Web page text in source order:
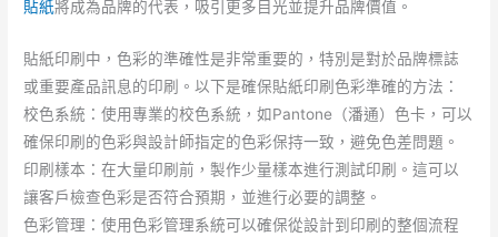
貼紙將成為品牌的代表，吸引更多目光並提升品牌價值。
貼紙印刷中，色彩的準確性是非常重要的，特別是對於品牌標誌
或重要產品訊息的印刷。以下是確保貼紙印刷色彩準確的方法：
校色系統：使用專業的校色系統，如Pantone（潘通）色卡，可以
確保印刷的色彩與設計師指定的色彩保持一致，避免色差問題。
印刷樣本：在大量印刷前，製作少量樣本進行測試印刷。這可以
讓客戶檢查色彩是否符合預期，並進行必要的調整。
色彩管理：使用色彩管理系統可以確保從設計到印刷的整個流程